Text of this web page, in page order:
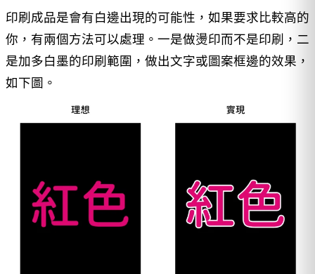
印刷成品是會有白邊出現的可能性，如果要求比較高的
你，有兩個方法可以處理。一是做燙印而不是印刷，二
是加多白墨的印刷範圍，做出文字或圖案框邊的效果，
如下圖。